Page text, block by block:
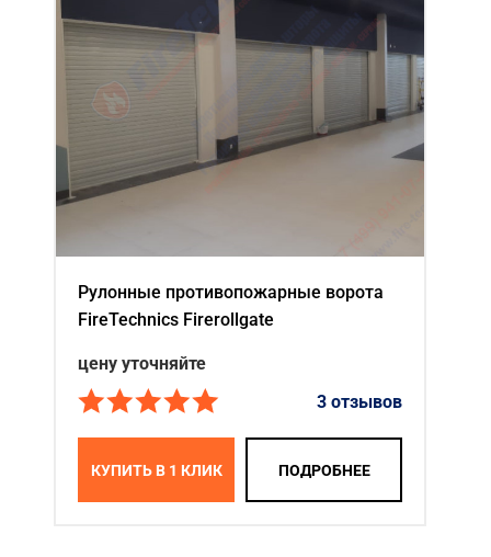
Акции
Примеры работ
Ремонт
О компании
Где купить
Контакты
Рулонные противопожарные ворота
FireTechnics Firerollgate
цену уточняйте
3 отзывов
КУПИТЬ В 1 КЛИК ПОДРОБНЕЕ